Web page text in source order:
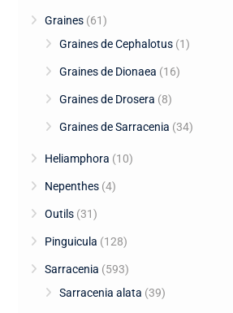
Graines (61)
Graines de Cephalotus (1)
Graines de Dionaea (16)
Graines de Drosera (8)
Graines de Sarracenia (34)
Heliamphora (10)
Nepenthes (4)
Outils (31)
Pinguicula (128)
Sarracenia (593)
Sarracenia alata (39)